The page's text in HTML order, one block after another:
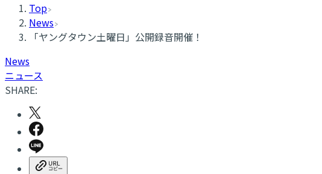
Top
News
「ヤングタウン土曜日」公開録音開催！
News
ニュース
SHARE: